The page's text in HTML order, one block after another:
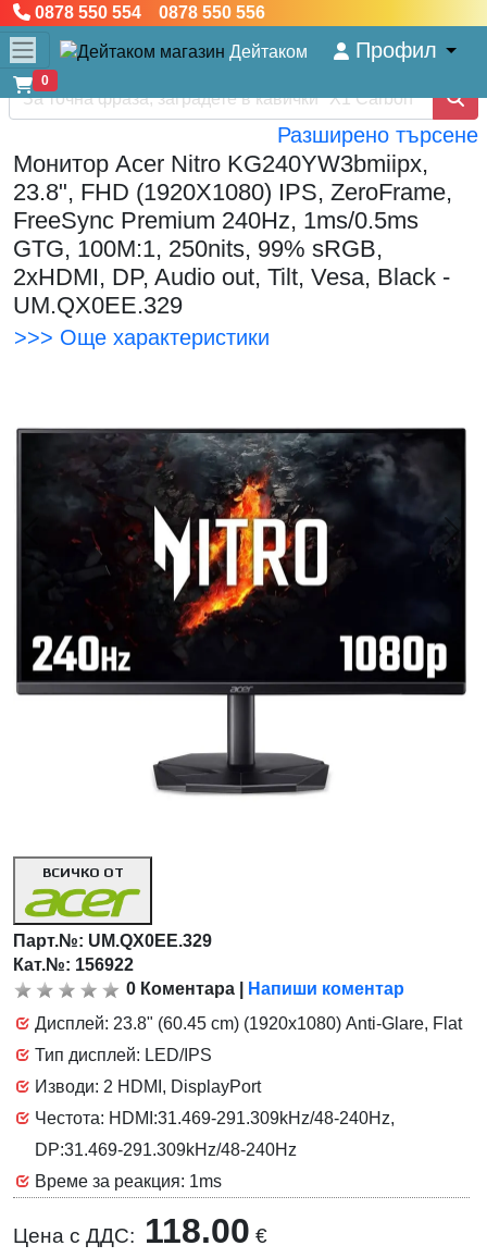
0878 550 554 0878 550 556
Дейтаком Профил
0
Разширено търсене
Монитор Acer Nitro KG240YW3bmiipx,
23.8", FHD (1920X1080) IPS, ZeroFrame,
FreeSync Premium 240Hz, 1ms/0.5ms
GTG, 100M:1, 250nits, 99% sRGB,
2xHDMI, DP, Audio out, Tilt, Vesa, Black -
UM.QX0EE.329
>>> Още характеристики
<< Предишна
ВСИЧКО ОТ
Парт.№: UM.QX0EE.329
Кат.№: 156922
0 Коментара
Напиши коментар
Дисплей: 23.8" (60.45 cm) (1920x1080) Anti-Glare, Flat
Тип дисплей: LED/IPS
Изводи: 2 HDMI, DisplayPort
Честота: HDMI:31.469-291.309kHz/48-240Hz,
DP:31.469-291.309kHz/48-240Hz
Време за реакция: 1ms
Цена с ДДС: 118.00 €